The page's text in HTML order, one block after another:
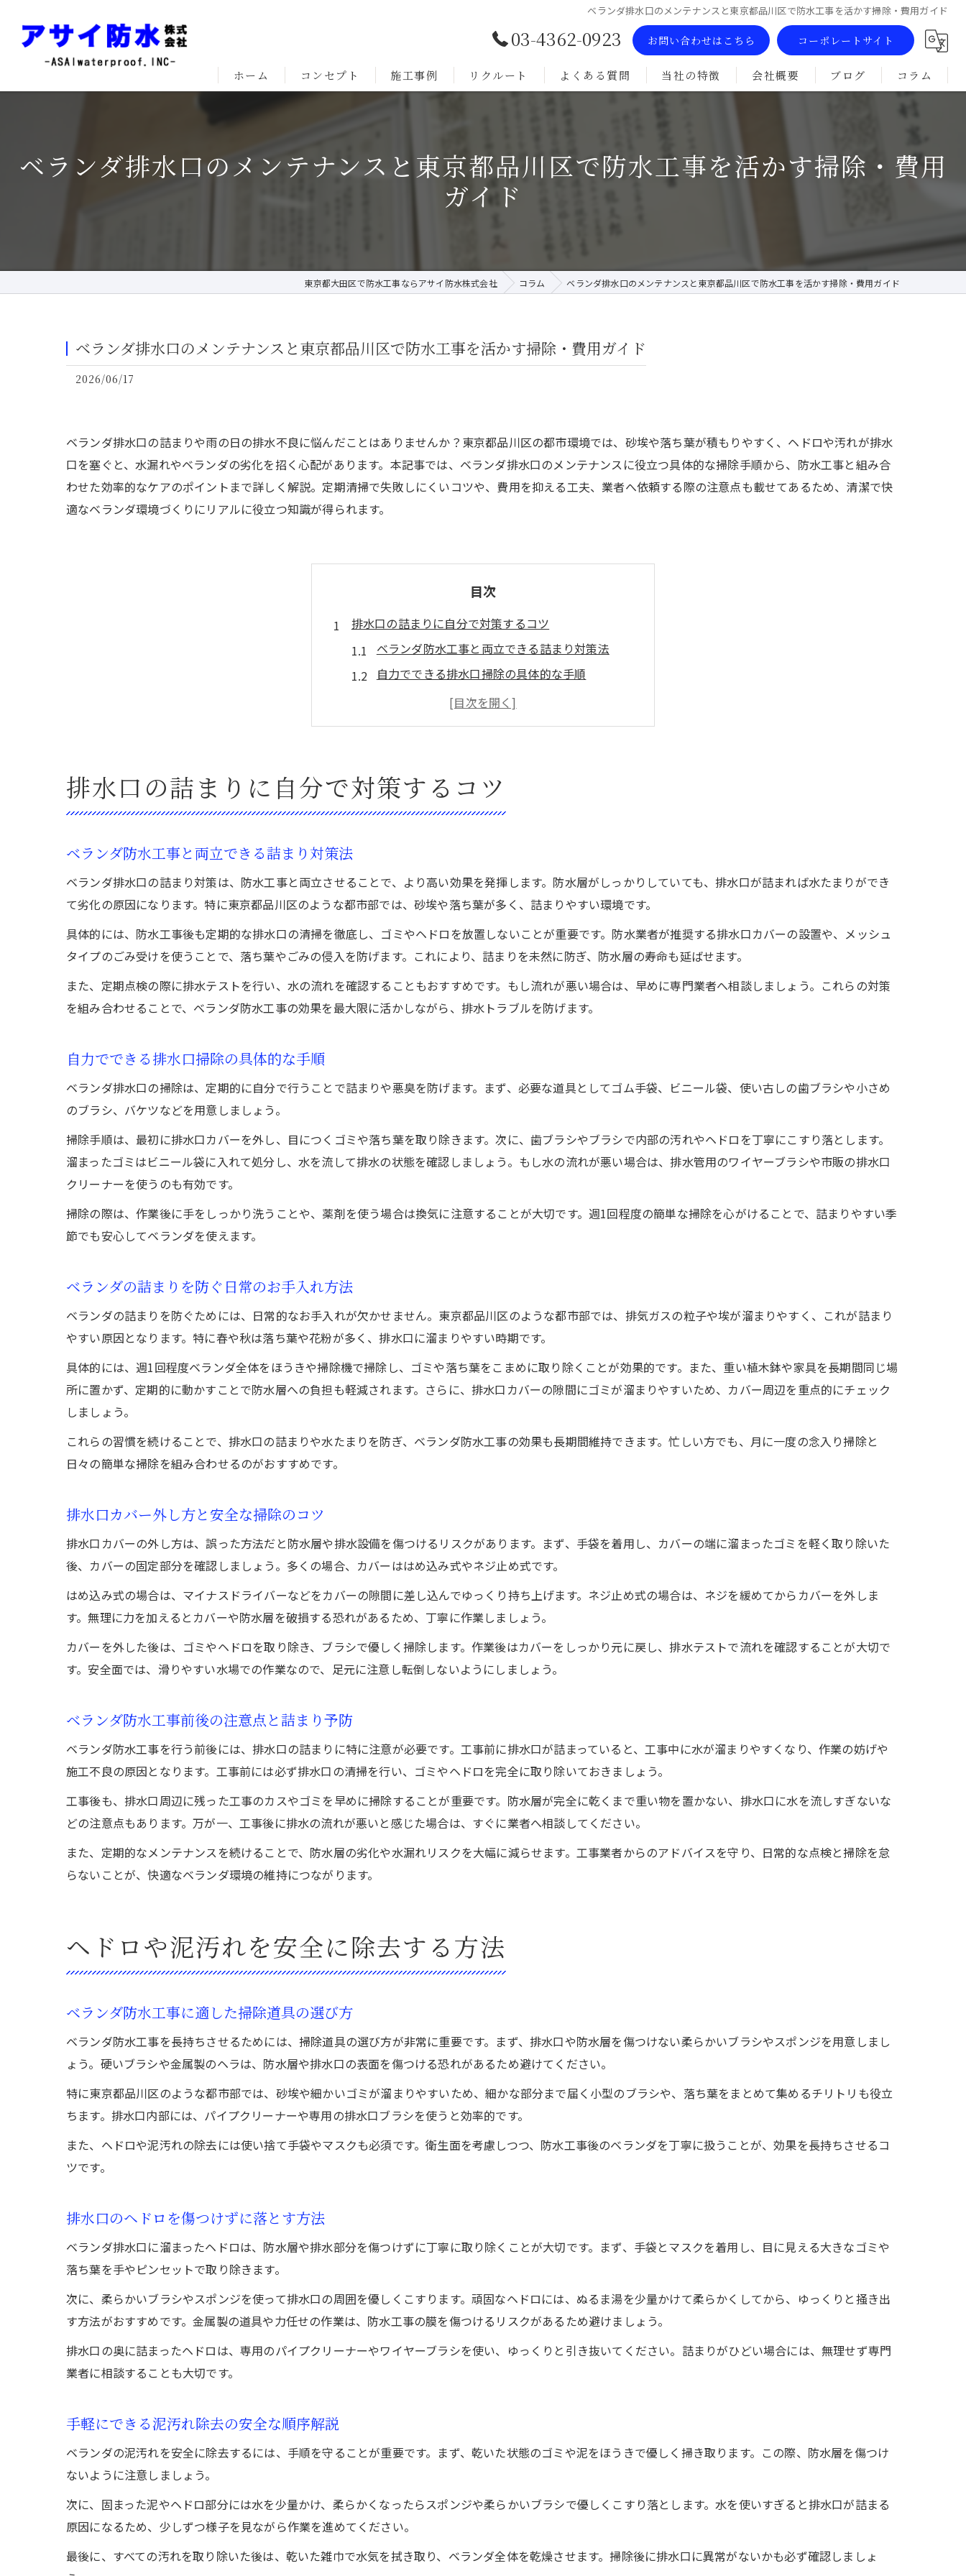
ベランダ排水口のメンテナンスと東京都品川区で防水工事を活かす掃除・費用ガイド
03-4362-0923 お問い合わせはこちら コーポレートサイト
ホーム コンセプト 施工事例 リクルート よくある質問 当社の特徴
リフォーム
会社概要 ブログ コラム
ベランダ排水口のメンテナンスと東京都品川区で防水工事を活かす掃除・費用
ガイド
東京都大田区で防水工事ならアサイ防水株式会社 コラム ベランダ排水口のメンテナンスと東京都品川区で防水工事を活かす掃除・費用ガイド
ベランダ排水口のメンテナンスと東京都品川区で防水工事を活かす掃除・費用ガイド
2026/06/17
ベランダ排水口の詰まりや雨の日の排水不良に悩んだことはありませんか？東京都品川区の都市環境では、砂埃や落ち葉が積もりやすく、ヘドロや汚れが排水
口を塞ぐと、水漏れやベランダの劣化を招く心配があります。本記事では、ベランダ排水口のメンテナンスに役立つ具体的な掃除手順から、防水工事と組み合
わせた効率的なケアのポイントまで詳しく解説。定期清掃で失敗しにくいコツや、費用を抑える工夫、業者へ依頼する際の注意点も載せてあるため、清潔で快
適なベランダ環境づくりにリアルに役立つ知識が得られます。
目次
排水口の詰まりに自分で対策するコツ
ベランダ防水工事と両立できる詰まり対策法
自力でできる排水口掃除の具体的な手順
ベランダの詰まりを防ぐ日常のお手入れ方法
排水口カバー外し方と安全な掃除のコツ
ヘドロや泥汚れを安全に除去する方法
ベランダ防水工事に適した掃除道具の選び方
ベランダ防水工事を守る定期清掃の重要性
泥やヘドロが再発しないための予防習慣
東京都品川区の防水工事も考慮した掃除法
ベランダ防水工事後の排水口掃除ポイント
品川区で安心できる防水工事と掃除の連携術
無駄な出費を防ぐためのベランダ掃除ポイント
清潔なベランダ維持に必要な掃除の頻度とコツ
業者依頼が必要な場面と費用相場の目安
費用相場を知って賢く業者依頼するポイント
排水口の詰まりに自分で対策するコツ
ベランダ防水工事と両立できる詰まり対策法
ベランダ排水口の詰まり対策は、防水工事と両立させることで、より高い効果を発揮します。防水層がしっかりしていても、排水口が詰まれば水たまりができ
て劣化の原因になります。特に東京都品川区のような都市部では、砂埃や落ち葉が多く、詰まりやすい環境です。
具体的には、防水工事後も定期的な排水口の清掃を徹底し、ゴミやヘドロを放置しないことが重要です。防水業者が推奨する排水口カバーの設置や、メッシュ
タイプのごみ受けを使うことで、落ち葉やごみの侵入を防げます。これにより、詰まりを未然に防ぎ、防水層の寿命も延ばせます。
また、定期点検の際に排水テストを行い、水の流れを確認することもおすすめです。もし流れが悪い場合は、早めに専門業者へ相談しましょう。これらの対策
を組み合わせることで、ベランダ防水工事の効果を最大限に活かしながら、排水トラブルを防げます。
自力でできる排水口掃除の具体的な手順
ベランダ排水口の掃除は、定期的に自分で行うことで詰まりや悪臭を防げます。まず、必要な道具としてゴム手袋、ビニール袋、使い古しの歯ブラシや小さめ
のブラシ、バケツなどを用意しましょう。
掃除手順は、最初に排水口カバーを外し、目につくゴミや落ち葉を取り除きます。次に、歯ブラシやブラシで内部の汚れやヘドロを丁寧にこすり落とします。
溜まったゴミはビニール袋に入れて処分し、水を流して排水の状態を確認しましょう。もし水の流れが悪い場合は、排水管用のワイヤーブラシや市販の排水口
クリーナーを使うのも有効です。
掃除の際は、作業後に手をしっかり洗うことや、薬剤を使う場合は換気に注意することが大切です。週1回程度の簡単な掃除を心がけることで、詰まりやすい季
節でも安心してベランダを使えます。
ベランダの詰まりを防ぐ日常のお手入れ方法
ベランダの詰まりを防ぐためには、日常的なお手入れが欠かせません。東京都品川区のような都市部では、排気ガスの粒子や埃が溜まりやすく、これが詰まり
やすい原因となります。特に春や秋は落ち葉や花粉が多く、排水口に溜まりやすい時期です。
具体的には、週1回程度ベランダ全体をほうきや掃除機で掃除し、ゴミや落ち葉をこまめに取り除くことが効果的です。また、重い植木鉢や家具を長期間同じ場
所に置かず、定期的に動かすことで防水層への負担も軽減されます。さらに、排水口カバーの隙間にゴミが溜まりやすいため、カバー周辺を重点的にチェック
しましょう。
これらの習慣を続けることで、排水口の詰まりや水たまりを防ぎ、ベランダ防水工事の効果も長期間維持できます。忙しい方でも、月に一度の念入り掃除と
日々の簡単な掃除を組み合わせるのがおすすめです。
排水口カバー外し方と安全な掃除のコツ
排水口カバーの外し方は、誤った方法だと防水層や排水設備を傷つけるリスクがあります。まず、手袋を着用し、カバーの端に溜まったゴミを軽く取り除いた
後、カバーの固定部分を確認しましょう。多くの場合、カバーははめ込み式やネジ止め式です。
はめ込み式の場合は、マイナスドライバーなどをカバーの隙間に差し込んでゆっくり持ち上げます。ネジ止め式の場合は、ネジを緩めてからカバーを外しま
す。無理に力を加えるとカバーや防水層を破損する恐れがあるため、丁寧に作業しましょう。
カバーを外した後は、ゴミやヘドロを取り除き、ブラシで優しく掃除します。作業後はカバーをしっかり元に戻し、排水テストで流れを確認することが大切で
す。安全面では、滑りやすい水場での作業なので、足元に注意し転倒しないようにしましょう。
ベランダ防水工事前後の注意点と詰まり予防
ベランダ防水工事を行う前後には、排水口の詰まりに特に注意が必要です。工事前に排水口が詰まっていると、工事中に水が溜まりやすくなり、作業の妨げや
施工不良の原因となります。工事前には必ず排水口の清掃を行い、ゴミやヘドロを完全に取り除いておきましょう。
工事後も、排水口周辺に残った工事のカスやゴミを早めに掃除することが重要です。防水層が完全に乾くまで重い物を置かない、排水口に水を流しすぎないな
どの注意点もあります。万が一、工事後に排水の流れが悪いと感じた場合は、すぐに業者へ相談してください。
また、定期的なメンテナンスを続けることで、防水層の劣化や水漏れリスクを大幅に減らせます。工事業者からのアドバイスを守り、日常的な点検と掃除を怠
らないことが、快適なベランダ環境の維持につながります。
ヘドロや泥汚れを安全に除去する方法
ベランダ防水工事に適した掃除道具の選び方
ベランダ防水工事を長持ちさせるためには、掃除道具の選び方が非常に重要です。まず、排水口や防水層を傷つけない柔らかいブラシやスポンジを用意しまし
ょう。硬いブラシや金属製のヘラは、防水層や排水口の表面を傷つける恐れがあるため避けてください。
特に東京都品川区のような都市部では、砂埃や細かいゴミが溜まりやすいため、細かな部分まで届く小型のブラシや、落ち葉をまとめて集めるチリトリも役立
ちます。排水口内部には、パイプクリーナーや専用の排水口ブラシを使うと効率的です。
また、ヘドロや泥汚れの除去には使い捨て手袋やマスクも必須です。衛生面を考慮しつつ、防水工事後のベランダを丁寧に扱うことが、効果を長持ちさせるコ
ツです。
排水口のヘドロを傷つけずに落とす方法
ベランダ排水口に溜まったヘドロは、防水層や排水部分を傷つけずに丁寧に取り除くことが大切です。まず、手袋とマスクを着用し、目に見える大きなゴミや
落ち葉を手やピンセットで取り除きます。
次に、柔らかいブラシやスポンジを使って排水口の周囲を優しくこすります。頑固なヘドロには、ぬるま湯を少量かけて柔らかくしてから、ゆっくりと掻き出
す方法がおすすめです。金属製の道具や力任せの作業は、防水工事の膜を傷つけるリスクがあるため避けましょう。
排水口の奥に詰まったヘドロは、専用のパイプクリーナーやワイヤーブラシを使い、ゆっくりと引き抜いてください。詰まりがひどい場合には、無理せず専門
業者に相談することも大切です。
手軽にできる泥汚れ除去の安全な順序解説
ベランダの泥汚れを安全に除去するには、手順を守ることが重要です。まず、乾いた状態のゴミや泥をほうきで優しく掃き取ります。この際、防水層を傷つけ
ないように注意しましょう。
次に、固まった泥やヘドロ部分には水を少量かけ、柔らかくなったらスポンジや柔らかいブラシで優しくこすり落とします。水を使いすぎると排水口が詰まる
原因になるため、少しずつ様子を見ながら作業を進めてください。
最後に、すべての汚れを取り除いた後は、乾いた雑巾で水気を拭き取り、ベランダ全体を乾燥させます。掃除後に排水口に異常がないかも必ず確認しましょ